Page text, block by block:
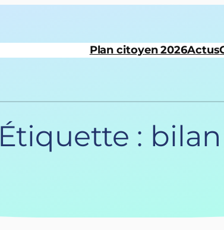
Plan citoyen 2026Actus
Étiquette : bilan